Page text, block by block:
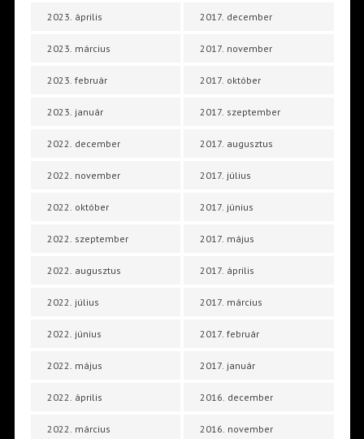
2023. április
2023. március
2023. február
2023. január
2022. december
2022. november
2022. október
2022. szeptember
2022. augusztus
2022. július
2022. június
2022. május
2022. április
2022. március
2017. december
2017. november
2017. október
2017. szeptember
2017. augusztus
2017. július
2017. június
2017. május
2017. április
2017. március
2017. február
2017. január
2016. december
2016. november